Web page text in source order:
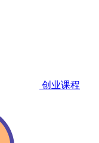
创业课程